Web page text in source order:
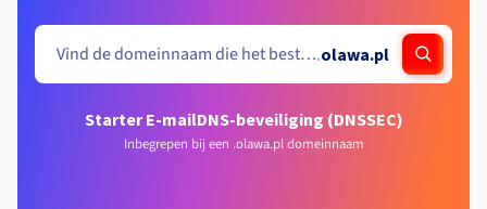
.olawa.pl
Starter E-mailDNS-beveiliging (DNSSEC)
Inbegrepen bij een .olawa.pl domeinnaam